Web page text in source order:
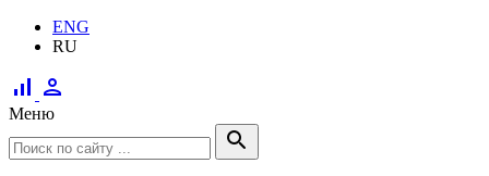
ENG
RU
signal_cellular_alt person
Меню
search